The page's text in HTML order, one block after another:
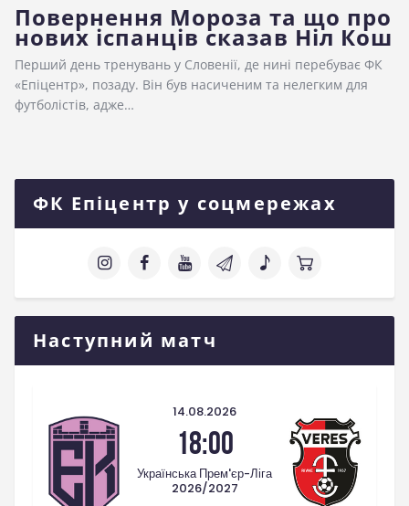
Повернення Мороза та що про
нових іспанців сказав Ніл Кош
Перший день тренувань у Словенії, де нині перебуває ФК
«Епіцентр», позаду. Він був насиченим та нелегким для
футболістів, адже…
ФК Епіцентр у соцмережах
Наступний матч
14.08.2026
18:00
Українська Прем'єр-Ліга
2026/2027